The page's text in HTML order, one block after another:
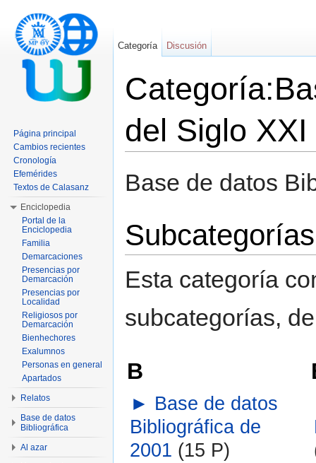
del Siglo XXI
Base de datos
Subcategorías
Esta categoría
subcategorías,
B
► Base de datos
Bibliográfica de
2001 (15 P)
Categoría Discusión
Página principal
Cambios recientes
Cronología
Efemérides
Textos de Calasanz
Enciclopedia
Portal de la
Enciclopedia
Familia
Demarcaciones
Presencias por
Demarcación
Presencias por
Localidad
Religiosos por
Demarcación
Bienhechores
Exalumnos
Personas en general
Apartados
Relatos
Base de datos
Bibliográfica
Al azar